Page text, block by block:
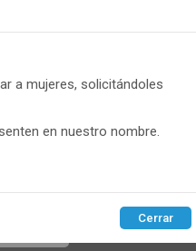
a mujeres, solicitándoles
en nuestro nombre.
Cerrar